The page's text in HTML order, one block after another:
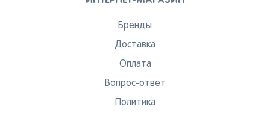
Бренды
Доставка
Оплата
Вопрос-ответ
Политика